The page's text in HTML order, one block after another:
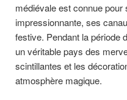
médiévale est connue pour
impressionnante, ses
festive. Pendant la période
un véritable pays des
scintillantes et les
atmosphère magique.